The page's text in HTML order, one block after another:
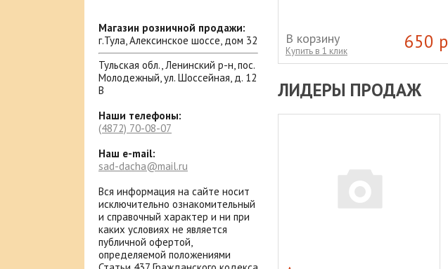
Магазин розничной продажи:
г.Тула, Алексинское шоссе, дом 32
Тульская обл., Ленинский р-н, пос.
Молодежный, ул. Шоссейная, д. 12
В
Наши телефоны:
(4872) 70-08-07
Наш e-mail:
sad-dacha@mail.ru
Вся информация на сайте носит
исключительно ознакомительный
и справочный характер и ни при
каких условиях не является
публичной офертой,
определяемой положениями
650 р
В корзину
Купить в 1 клик
ЛИДЕРЫ ПРОДАЖ